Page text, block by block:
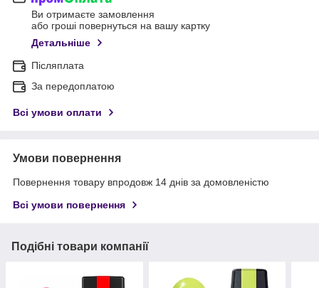
Ви отримаєте замовлення
або гроші повернуться на вашу картку
Детальніше
Післяплата
За передоплатою
Всі умови оплати
Умови повернення
Повернення товару впродовж 14 днів за домовленістю
Всі умови повернення
Подібні товари компанії